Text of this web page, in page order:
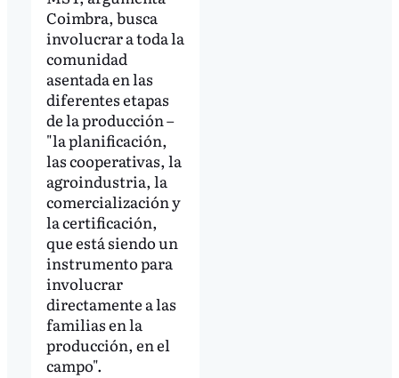
Coimbra, busca
involucrar a toda la
comunidad
asentada en las
diferentes etapas
de la producción –
"la planificación,
las cooperativas, la
agroindustria, la
comercialización y
la certificación,
que está siendo un
instrumento para
involucrar
directamente a las
familias en la
producción, en el
campo".